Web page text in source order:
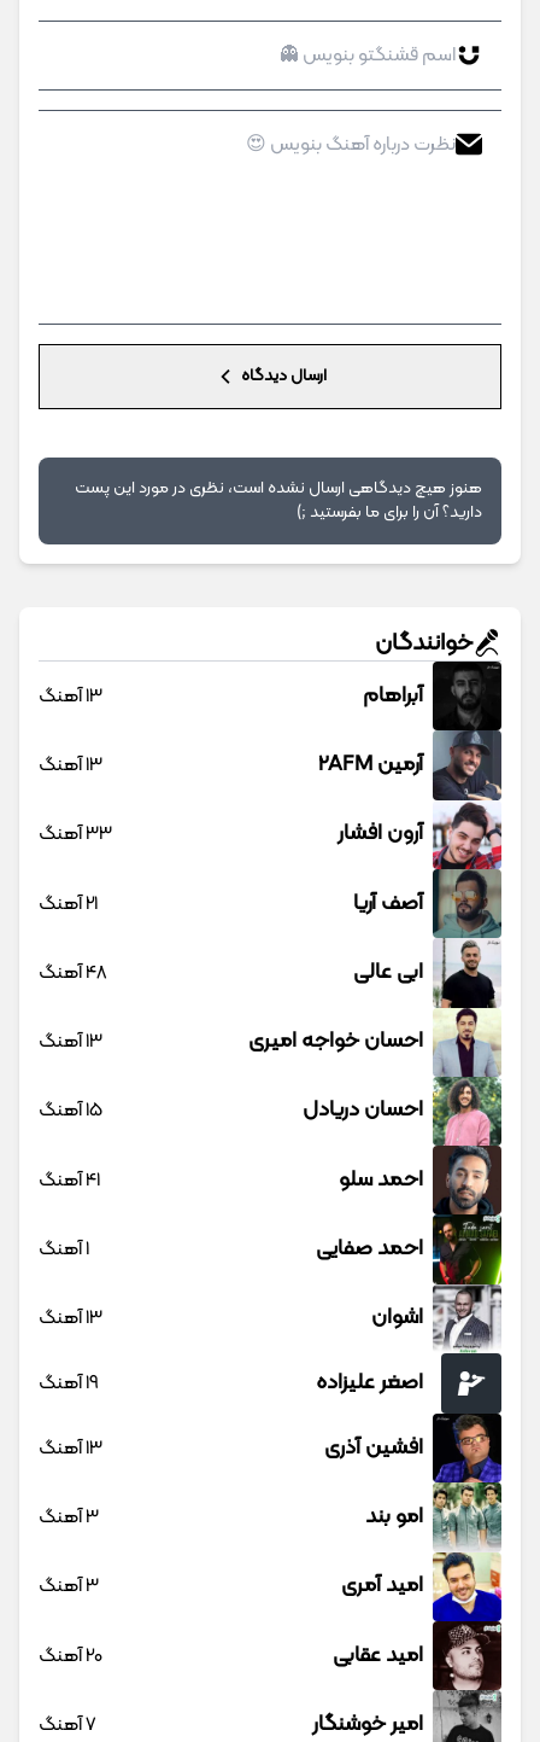
ارسال دیدگاه
هنوز هیچ دیدگاهی ارسال نشده است، نظری در مورد این پست
دارید؟ آن را برای ما بفرستید ;)
خوانندگان
آبراهام 13 آهنگ
آرمین 2AFM 13 آهنگ
آرون افشار 33 آهنگ
آصف آریا 21 آهنگ
ابی عالی 48 آهنگ
احسان خواجه امیری 13 آهنگ
احسان دریادل 15 آهنگ
احمد سلو 41 آهنگ
احمد صفایی 1 آهنگ
اشوان 13 آهنگ
اصغر علیزاده 19 آهنگ
افشین آذری 13 آهنگ
امو بند 3 آهنگ
امید آمری 3 آهنگ
امید عقابی 20 آهنگ
امیر خوشنگار 7 آهنگ